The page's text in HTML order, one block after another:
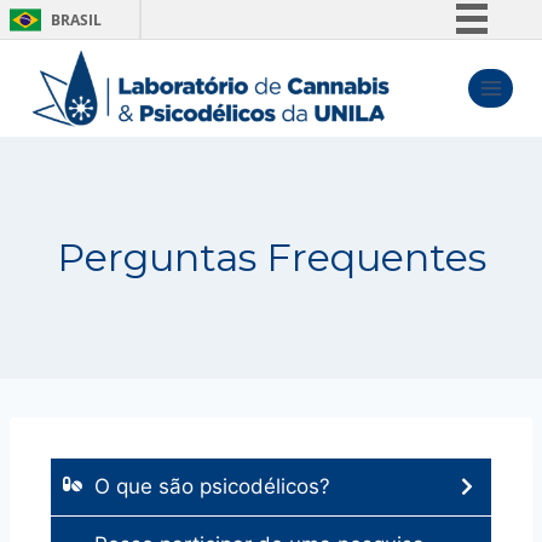
BRASIL
Comunica BR
Canais
Perguntas Frequentes
O que são psicodélicos?